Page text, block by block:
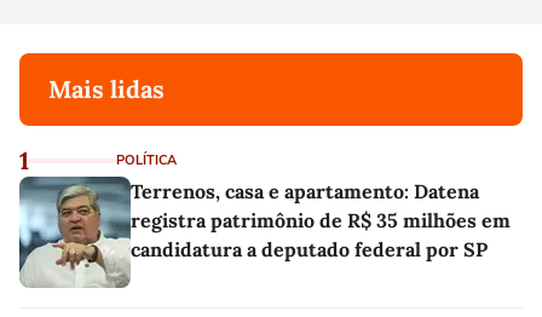
Mais lidas
1 POLÍTICA
Terrenos, casa e apartamento: Datena
registra patrimônio de R$ 35 milhões em
candidatura a deputado federal por SP